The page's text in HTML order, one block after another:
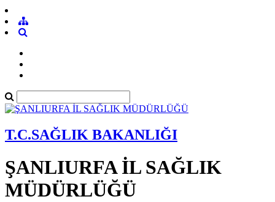
T.C.SAĞLIK BAKANLIĞI
ŞANLIURFA İL SAĞLIK
MÜDÜRLÜĞÜ